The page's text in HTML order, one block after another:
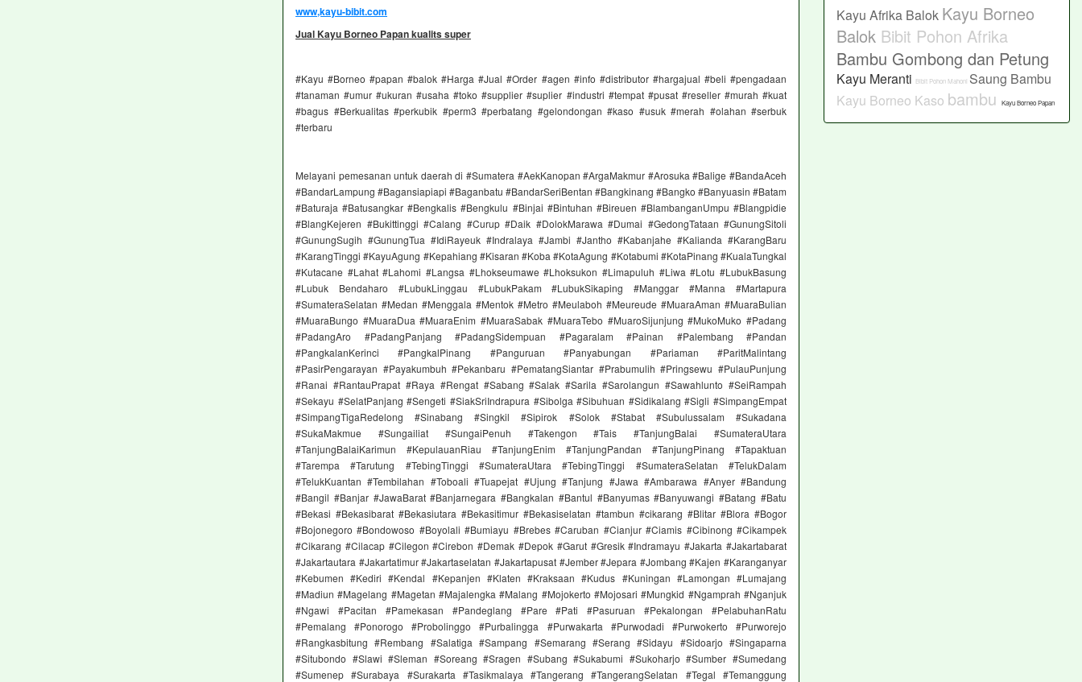
www,kayu-bibit.com
Jual Kayu Borneo Papan kualits super
#Kayu #Borneo #papan #balok #Harga #Jual #Order #agen #info #distributor #hargajual #beli #pengadaan
#tanaman #umur #ukuran #usaha #toko #supplier #suplier #industri #tempat #pusat #reseller #murah #kuat
#bagus #Berkualitas #perkubik #perm3 #perbatang #gelondongan #kaso #usuk #merah #olahan #serbuk
#terbaru
Melayani pemesanan untuk daerah di #Sumatera #AekKanopan #ArgaMakmur #Arosuka #Balige #BandaAceh
#BandarLampung #Bagansiapiapi #Baganbatu #BandarSeriBentan #Bangkinang #Bangko #Banyuasin #Batam
#Baturaja #Batusangkar #Bengkalis #Bengkulu #Binjai #Bintuhan #Bireuen #BlambanganUmpu #Blangpidie
#BlangKejeren #Bukittinggi #Calang #Curup #Daik #DolokMarawa #Dumai #GedongTataan #GunungSitoli
#GunungSugih #GunungTua #IdiRayeuk #Indralaya #Jambi #Jantho #Kabanjahe #Kalianda #KarangBaru
#KarangTinggi #KayuAgung #Kepahiang #Kisaran #Koba #KotaAgung #Kotabumi #KotaPinang #KualaTungkal
#Kutacane #Lahat #Lahomi #Langsa #Lhokseumawe #Lhoksukon #Limapuluh #Liwa #Lotu #LubukBasung
#Lubuk Bendaharo #LubukLinggau #LubukPakam #LubukSikaping #Manggar #Manna #Martapura
#SumateraSelatan #Medan #Menggala #Mentok #Metro #Meulaboh #Meureude #MuaraAman #MuaraBulian
#MuaraBungo #MuaraDua #MuaraEnim #MuaraSabak #MuaraTebo #MuaroSijunjung #MukoMuko #Padang
#PadangAro #PadangPanjang #PadangSidempuan #Pagaralam #Painan #Palembang #Pandan
#PangkalanKerinci #PangkalPinang #Panguruan #Panyabungan #Pariaman #ParitMalintang
#PasirPengarayan #Payakumbuh #Pekanbaru #PematangSiantar #Prabumulih #Pringsewu #PulauPunjung
#Ranai #RantauPrapat #Raya #Rengat #Sabang #Salak #Sarila #Sarolangun #Sawahlunto #SeiRampah
#Sekayu #SelatPanjang #Sengeti #SiakSriIndrapura #Sibolga #Sibuhuan #Sidikalang #Sigli #SimpangEmpat
#SimpangTigaRedelong #Sinabang #Singkil #Sipirok #Solok #Stabat #Subulussalam #Sukadana
#SukaMakmue #Sungailiat #SungaiPenuh #Takengon #Tais #TanjungBalai #SumateraUtara
#TanjungBalaiKarimun #KepulauanRiau #TanjungEnim #TanjungPandan #TanjungPinang #Tapaktuan
#Tarempa #Tarutung #TebingTinggi #SumateraUtara #TebingTinggi #SumateraSelatan #TelukDalam
#TelukKuantan #Tembilahan #Toboali #Tuapejat #Ujung #Tanjung #Jawa #Ambarawa #Anyer #Bandung
#Bangil #Banjar #JawaBarat #Banjarnegara #Bangkalan #Bantul #Banyumas #Banyuwangi #Batang #Batu
#Bekasi #Bekasibarat #Bekasiutara #Bekasitimur #Bekasiselatan #tambun #cikarang #Blitar #Blora #Bogor
#Bojonegoro #Bondowoso #Boyolali #Bumiayu #Brebes #Caruban #Cianjur #Ciamis #Cibinong #Cikampek
#Cikarang #Cilacap #Cilegon #Cirebon #Demak #Depok #Garut #Gresik #Indramayu #Jakarta #Jakartabarat
#Jakartautara #Jakartatimur #Jakartaselatan #Jakartapusat #Jember #Jepara #Jombang #Kajen #Karanganyar
#Kebumen #Kediri #Kendal #Kepanjen #Klaten #Kraksaan #Kudus #Kuningan #Lamongan #Lumajang
#Madiun #Magelang #Magetan #Majalengka #Malang #Mojokerto #Mojosari #Mungkid #Ngamprah #Nganjuk
#Ngawi #Pacitan #Pamekasan #Pandeglang #Pare #Pati #Pasuruan #Pekalongan #PelabuhanRatu
#Pemalang #Ponorogo #Probolinggo #Purbalingga #Purwakarta #Purwodadi #Purwokerto #Purworejo
#Rangkasbitung #Rembang #Salatiga #Sampang #Semarang #Serang #Sidayu #Sidoarjo #Singaparna
#Situbondo #Slawi #Sleman #Soreang #Sragen #Subang #Sukabumi #Sukoharjo #Sumber #Sumedang
#Sumenep #Surabaya #Surakarta #Tasikmalaya #Tangerang #TangerangSelatan #Tegal #Temanggung
Kayu Afrika Balok Kayu Borneo
Balok Bibit Pohon Afrika
Bambu Gombong dan Petung
Kayu Meranti Bibit Pohon Mahoni Saung Bambu
Kayu Borneo Kaso bambu Kayu Borneo Papan